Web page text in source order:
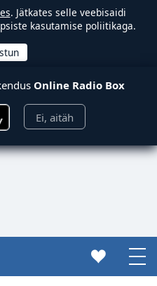
. Jätkates selle veebisaidi
kasutamise poliitikaga.
Online Radio Box
Ei, aitäh